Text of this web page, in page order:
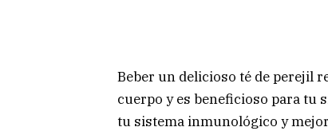
Beber un delicioso té de perejil
cuerpo y es beneficioso para tu
tu sistema inmunológico y